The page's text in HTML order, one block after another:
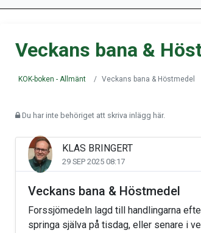
Veckans bana &
KOK-boken - Allmänt Veckans bana & Höstmedel
Du har inte behöriget att skriva inlägg här.
KLAS BRINGERT
29 SEP 2025 08:17
Veckans bana & Höstmedel
Forssjömedeln lagd till handlingarna
springa själva på tisdag, eller senare i